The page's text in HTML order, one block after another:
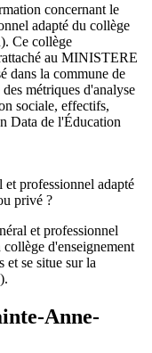
concernant le
adapté du collège
). Ce collège
au MINISTERE
dans la commune de
métriques d'analyse
sociale, effectifs,
Data de l'Éducation
professionnel adapté
privé ?
et professionnel
d'enseignement
et se situe sur la
Anne-